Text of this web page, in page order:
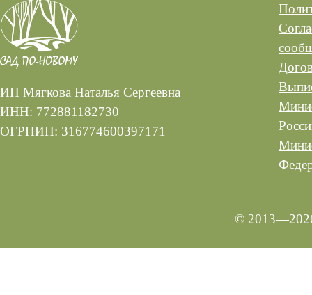
ИП Мягкова Наталья Сергеевна
ИНН: 772881182730
ОГРНИП: 316774600397171
©